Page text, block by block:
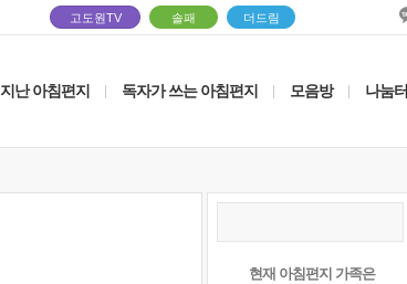
고도원TV 솔패 더드림
지난 아침편지 독자가 쓰는 아침편지 모음방 나눔터
현재 아침편지 가족은